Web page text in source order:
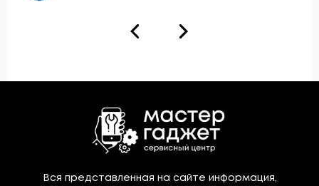
Вся представленная на сайте информация,